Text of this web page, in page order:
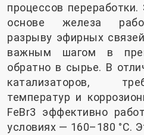
процессов
основе железа
разрыву эфирных
важным шагом в
обратно в сырье. В
катализаторов,
температур и
FeBr3 эффективно
условиях — 160–180 °C.